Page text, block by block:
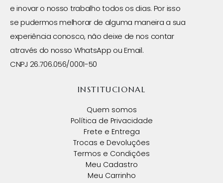
e inovar o nosso trabalho todos os dias. Por isso
se pudermos melhorar de alguma maneira a sua
experiência conosco, não deixe de nos contar
através do nosso WhatsApp ou Email.
CNPJ 26.706.056/0001-50
INSTITUCIONAL
Quem somos
Política de Privacidade
Frete e Entrega
Trocas e Devoluções
Termos e Condições
Meu Cadastro
Meu Carrinho